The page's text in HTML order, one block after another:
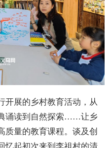
展的乡村教育活动，从
诵读到自然探索……让乡
质量的教育课程。谈及创